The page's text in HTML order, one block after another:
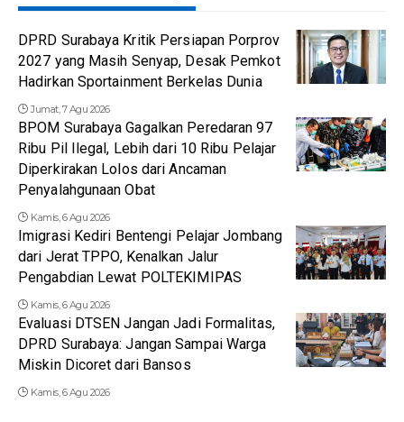
DPRD Surabaya Kritik Persiapan Porprov
2027 yang Masih Senyap, Desak Pemkot
Hadirkan Sportainment Berkelas Dunia
Jumat, 7 Agu 2026
BPOM Surabaya Gagalkan Peredaran 97
Ribu Pil Ilegal, Lebih dari 10 Ribu Pelajar
Diperkirakan Lolos dari Ancaman
Penyalahgunaan Obat
Kamis, 6 Agu 2026
Imigrasi Kediri Bentengi Pelajar Jombang
dari Jerat TPPO, Kenalkan Jalur
Pengabdian Lewat POLTEKIMIPAS
Kamis, 6 Agu 2026
Evaluasi DTSEN Jangan Jadi Formalitas,
DPRD Surabaya: Jangan Sampai Warga
Miskin Dicoret dari Bansos
Kamis, 6 Agu 2026